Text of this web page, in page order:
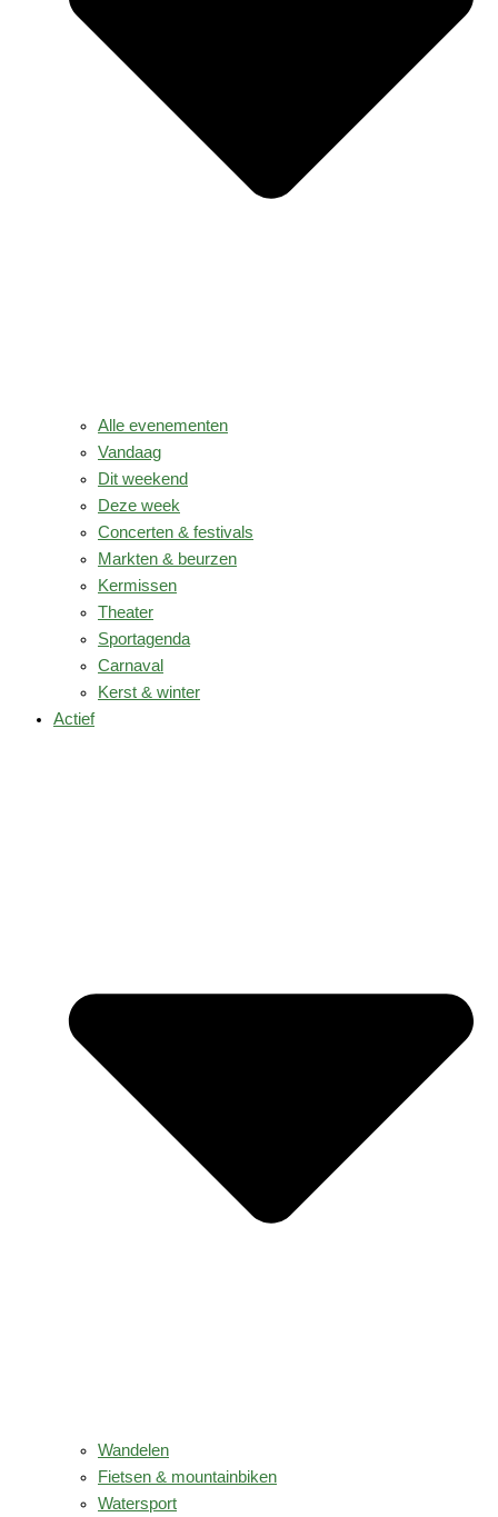
Alle evenementen
Vandaag
Dit weekend
Deze week
Concerten & festivals
Markten & beurzen
Kermissen
Theater
Sportagenda
Carnaval
Kerst & winter
Actief
Wandelen
Fietsen & mountainbiken
Watersport